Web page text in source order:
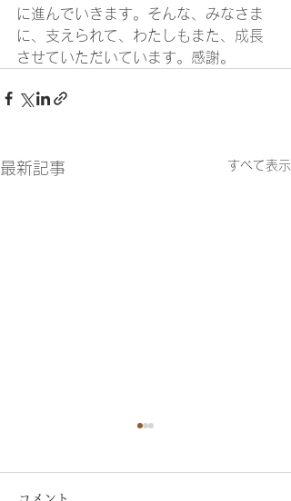
に進んでいきます。そんな、みなさま
に、支えられて、わたしもまた、成長
させていただいています。感謝。
最新記事 すべて表示
コメント